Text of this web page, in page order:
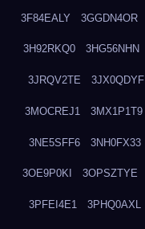
3F84EALY 3GGDN4OR
3H92RKQ0 3HG56NHN
3JRQV2TE 3JX0QDYF
3MOCREJ1 3MX1P1T9
3NE5SFF6 3NH0FX33
3OE9P0KI 3OPSZTYE
3PFEI4E1 3PHQ0AXL